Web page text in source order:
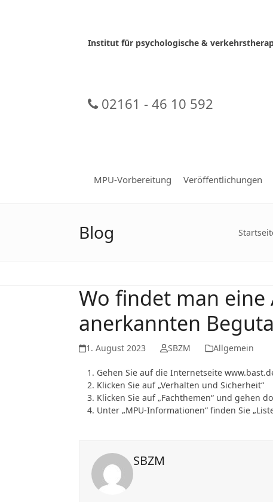
Institut für psychologische &
02161 - 46 10 592
MPU-Vorbereitung Veröffentlichungen
Blog
Wo findet man
anerkannten
1. August 2023 SBZM Allgemein
Gehen Sie auf die Internetseite
Klicken Sie auf „Verhalten und Sicherheit“
Klicken Sie auf „Fachthemen“ und gehen
Unter „MPU-Informationen“ finden Sie
SBZM